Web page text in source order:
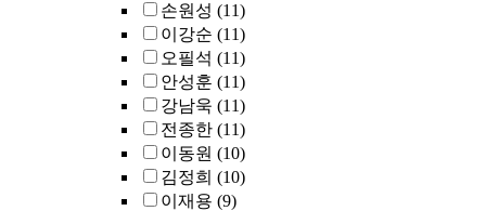
손원성 (11)
이강순 (11)
오필석 (11)
안성훈 (11)
강남욱 (11)
전종한 (11)
이동원 (10)
김정희 (10)
이재용 (9)